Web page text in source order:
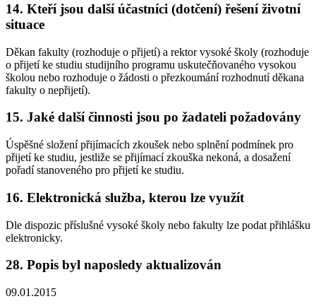
14. Kteří jsou další účastníci (dotčení) řešení životní
situace
Děkan fakulty (rozhoduje o přijetí) a rektor vysoké školy (rozhoduje
o přijetí ke studiu studijního programu uskutečňovaného vysokou
školou nebo rozhoduje o žádosti o přezkoumání rozhodnutí děkana
fakulty o nepřijetí).
15. Jaké další činnosti jsou po žadateli požadovány
Úspěšné složení přijímacích zkoušek nebo splnění podmínek pro
přijetí ke studiu, jestliže se přijímací zkouška nekoná, a dosažení
pořadí stanoveného pro přijetí ke studiu.
16. Elektronická služba, kterou lze využít
Dle dispozic příslušné vysoké školy nebo fakulty lze podat přihlášku
elektronicky.
28. Popis byl naposledy aktualizován
09.01.2015